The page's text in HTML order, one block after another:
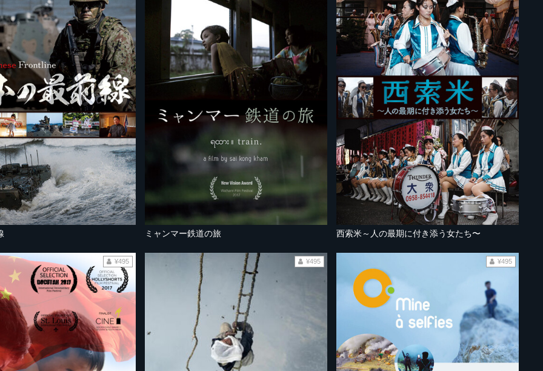
ミャンマー鉄道の旅 西索米～人の最期に付き添う女たち〜
¥495 ¥495 ¥495